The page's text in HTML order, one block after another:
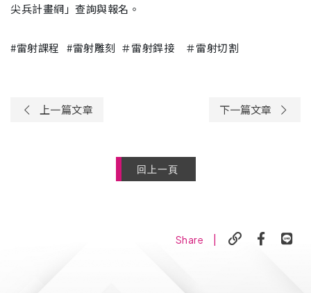
尖兵計畫網」查詢與報名。
#雷射課程 #雷射雕刻 ＃雷射銲接 ＃雷射切割
上一篇文章 下一篇文章
回上一頁
Share